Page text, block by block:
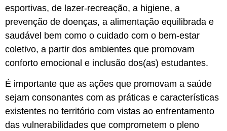
esportivas, de lazer-recreação, a higiene, a
prevenção de doenças, a alimentação equilibrada e
saudável bem como o cuidado com o bem-estar
coletivo, a partir dos ambientes que promovam
conforto emocional e inclusão dos(as) estudantes.
É importante que as ações que promovam a saúde
sejam consonantes com as práticas e características
existentes no território com vistas ao enfrentamento
das vulnerabilidades que comprometem o pleno